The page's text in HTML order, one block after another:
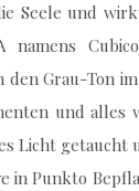
Seele und
namens
Grau-Ton
und
Licht
in Punkto